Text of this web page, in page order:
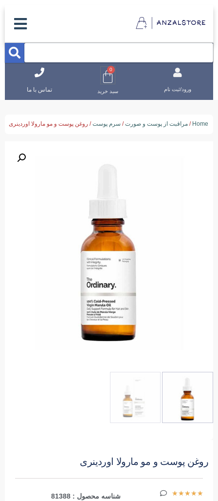
ورود/ثبت نام
0
سبد خرید تماس با ما
Home
/ مراقبت از پوست و صورت/ سرم پوست/ روغن پوست و مو مارولا اوردینری
روغن پوست و مو مارولا اوردینری
★
★
★
★
★ شناسه محصول : 81388